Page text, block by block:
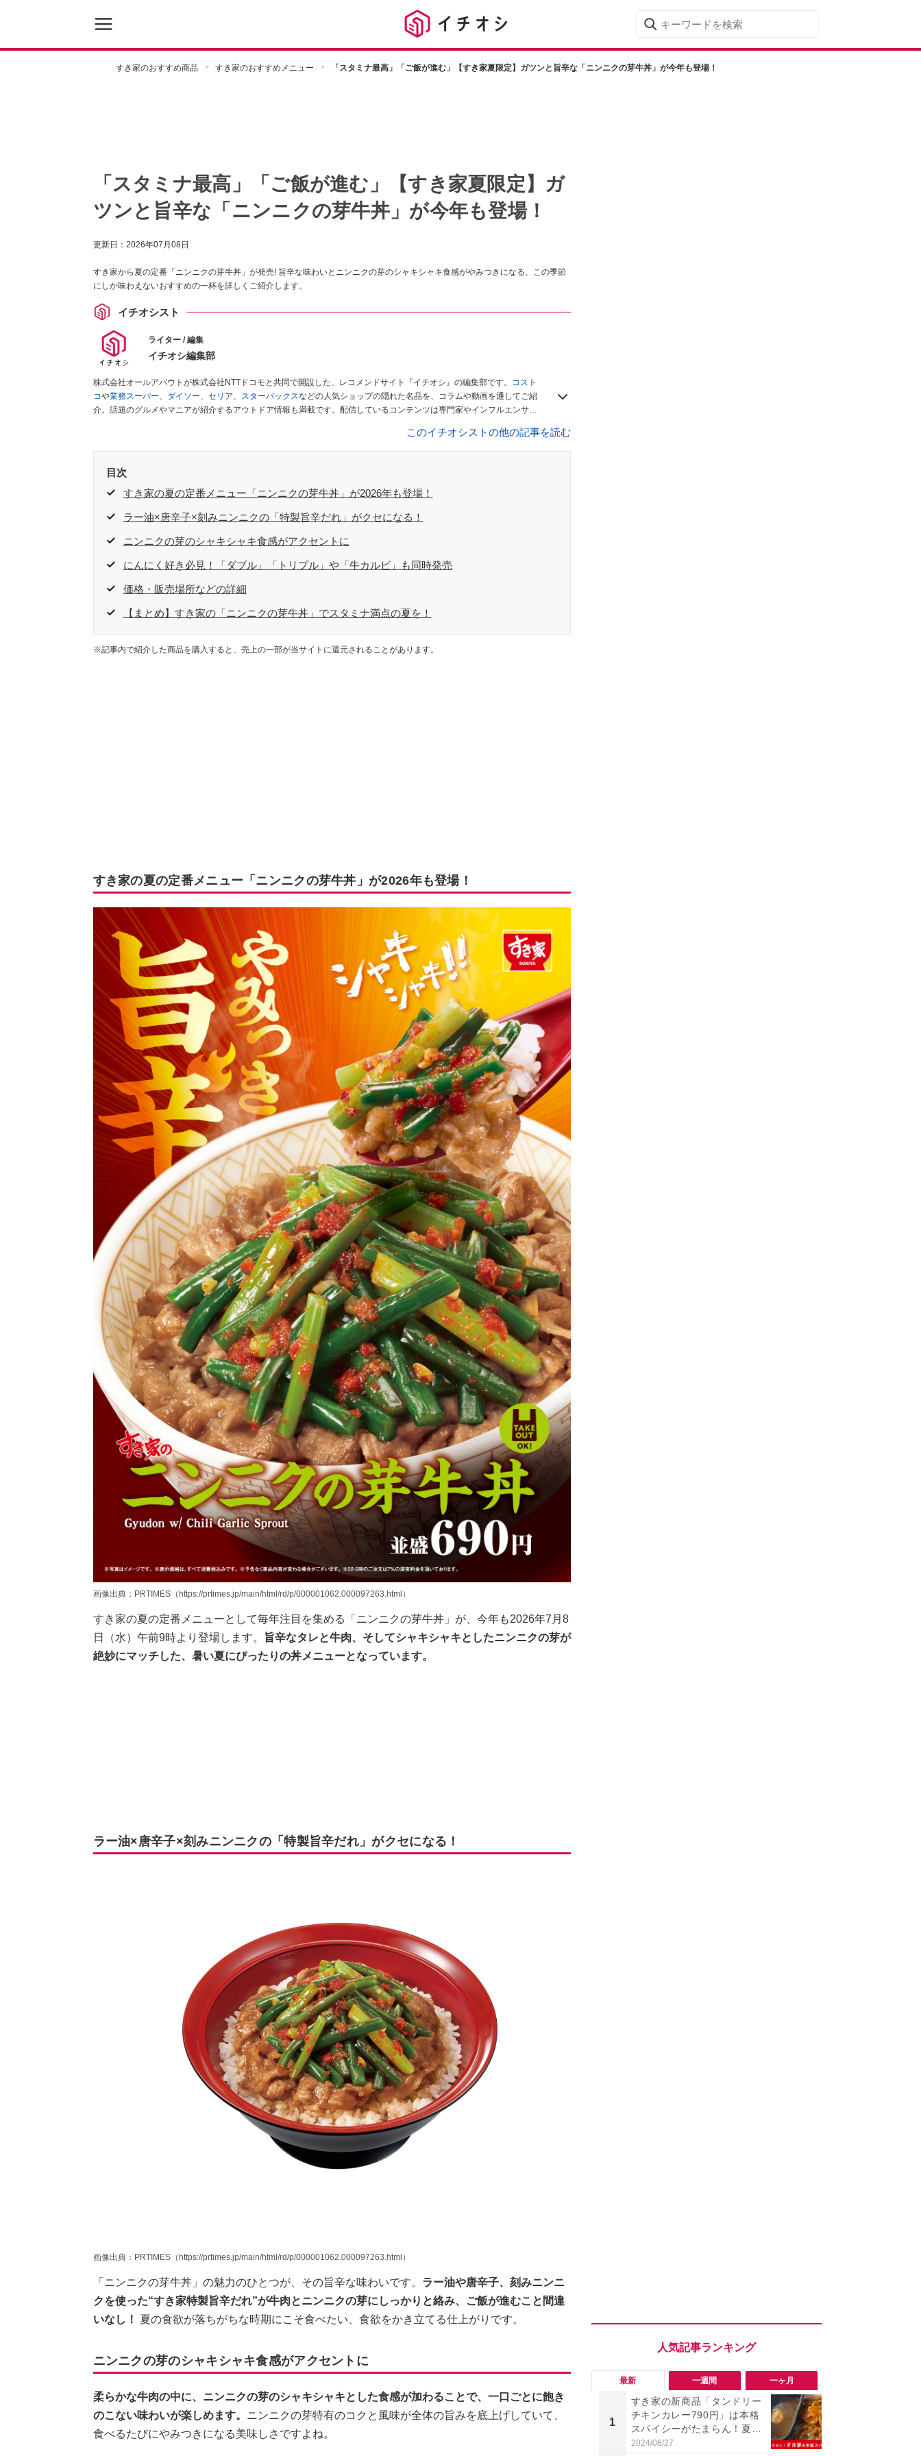
すき家のおすすめ商品 すき家のおすすめメニュー 「スタミナ最高」「ご飯が進む」【すき家夏限定】ガツンと旨辛な「ニンニクの芽牛丼」が今年も登場！
「スタミナ最高」「ご飯が進む」【すき家夏限定】ガ
ツンと旨辛な「ニンニクの芽牛丼」が今年も登場！
更新日： 2026年07月08日
すき家から夏の定番「ニンニクの芽牛丼」が発売! 旨辛な味わいとニンニクの芽のシャキシャキ食感がやみつきになる、この季節
にしか味わえないおすすめの一杯を詳しくご紹介します。
イチオシスト
ライター / 編集
イチオシ編集部
株式会社オールアバウトが株式会社NTTドコモと共同で開設した、レコメンドサイト『イチオシ』の編集部です。
コスト
コや業務スーパー、 ダイソー、 セリア、 スターバックスなどの人気ショップの隠れた名品を、コラムや動画を通してご紹
介。話題のグルメやマニアが紹介するアウトドア情報も満載です。配信しているコンテンツは専門家やインフルエンサー
このイチオシストの他の記事を読む
目次
すき家の夏の定番メニュー「ニンニクの芽牛丼」が2026年も登場！
ラー油×唐辛子×刻みニンニクの「特製旨辛だれ」がクセになる！
ニンニクの芽のシャキシャキ食感がアクセントに
にんにく好き必見！「ダブル」「トリプル」や「牛カルビ」も同時発売
価格・販売場所などの詳細
【まとめ】すき家の「ニンニクの芽牛丼」でスタミナ満点の夏を！
※記事内で紹介した商品を購入すると、売上の一部が当サイトに還元されることがあります。
すき家の夏の定番メニュー「ニンニクの芽牛丼」が2026年も登場！
画像出典：PRTIMES（https://prtimes.jp/main/html/rd/p/000001062.000097263.html）
すき家の夏の定番メニューとして毎年注目を集める「ニンニクの芽牛丼」が、今年も2026年7月8
日（水）午前9時より登場します。
旨辛なタレと牛肉、そしてシャキシャキとしたニンニクの芽が
絶妙にマッチした、暑い夏にぴったりの丼メニューとなっています。
ラー油×唐辛子×刻みニンニクの「特製旨辛だれ」がクセになる！
画像出典：PRTIMES（https://prtimes.jp/main/html/rd/p/000001062.000097263.html）
「ニンニクの芽牛丼」の魅力のひとつが、その旨辛な味わいです。 ラー油や唐辛子、刻みニンニ
クを使った“すき家特製旨辛だれ”が牛肉とニンニクの芽にしっかりと絡み、ご飯が進むこと間違
いなし！ 夏の食欲が落ちがちな時期にこそ食べたい、食欲をかき立てる仕上がりです。
ニンニクの芽のシャキシャキ食感がアクセントに
柔らかな牛肉の中に、ニンニクの芽のシャキシャキとした食感が加わることで、一口ごとに飽き
のこない味わいが楽しめます。 ニンニクの芽特有のコクと風味が全体の旨みを底上げしていて、
食べるたびにやみつきになる美味しさですよね。
最新 一週間 一ヶ月
1
すき家の新商品「タンドリー
チキンカレー790円」は本格
スパイシーがたまらん！夏の
期間限定と言わず定番化希望
2024/08/27